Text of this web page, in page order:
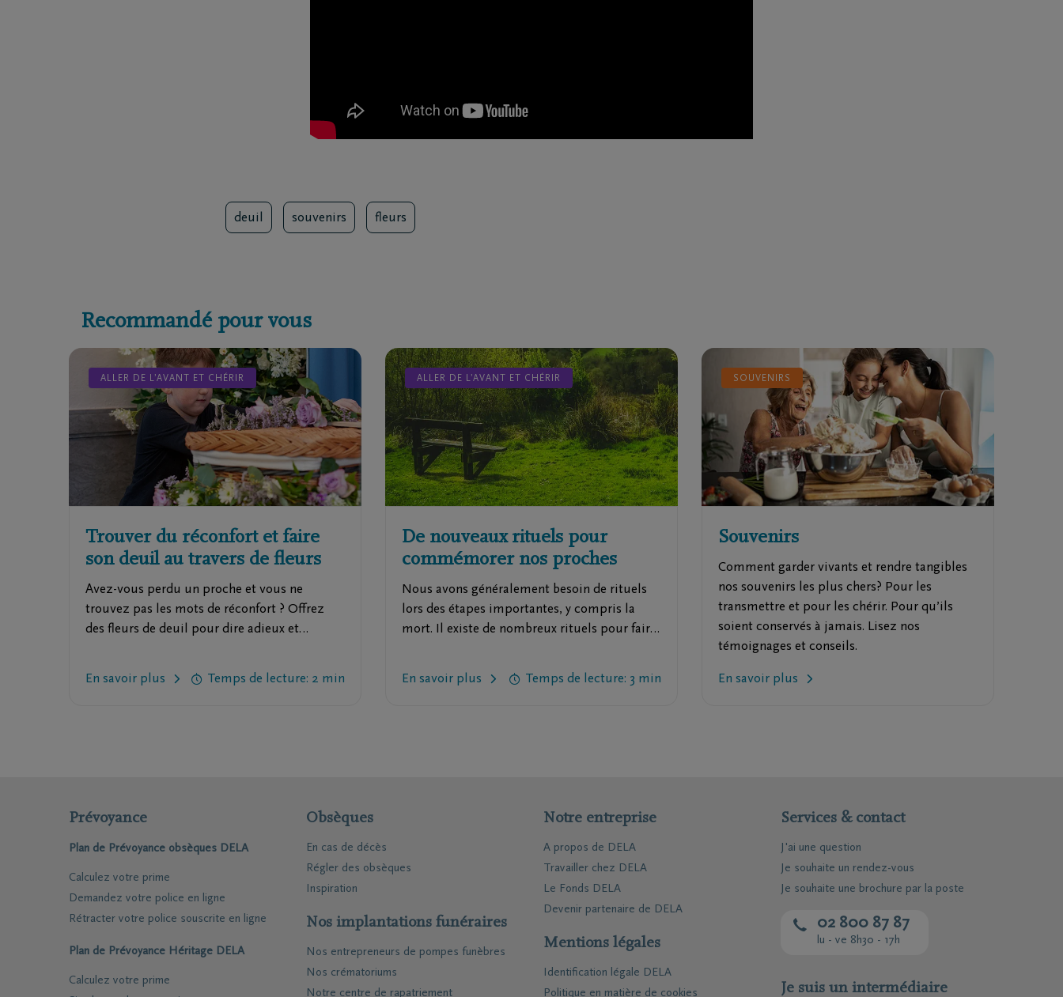
deuil souvenirs fleurs
Recommandé pour vous
ALLER DE L’AVANT ET CHÉRIR
Trouver du réconfort et faire
son deuil au travers de fleurs
Avez-vous perdu un proche et vous ne
trouvez pas les mots de réconfort ? Offrez
des fleurs de deuil pour dire adieux et
En savoir plus Temps de lecture: 2 min
ALLER DE L’AVANT ET CHÉRIR
De nouveaux rituels pour
commémorer nos proches
Nous avons généralement besoin de rituels
lors des étapes importantes, y compris la
mort. Il existe de nombreux rituels pour faire
personnel et réconfortant. Mais les rituels de
commémoration du défunt peuvent aussi
En savoir plus Temps de lecture: 3 min
SOUVENIRS
Souvenirs
Comment garder vivants et rendre tangibles
nos souvenirs les plus chers? Pour les
transmettre et pour les chérir. Pour qu’ils
soient conservés à jamais. Lisez nos
témoignages et conseils.
En savoir plus
Prévoyance
Plan de Prévoyance obsèques DELA
Calculez votre prime
Demandez votre police en ligne
Rétracter votre police souscrite en ligne
Plan de Prévoyance Héritage DELA
Calculez votre prime
Obsèques
En cas de décès
Régler des obsèques
Inspiration
Nos implantations funéraires
Nos entrepreneurs de pompes funèbres
Nos crématoriums
Notre centre de rapatriement
Notre entreprise
A propos de DELA
Travailler chez DELA
Le Fonds DELA
Devenir partenaire de DELA
Mentions légales
Identification légale DELA
Politique en matière de cookies
Services & contact
J'ai une question
Je souhaite un rendez-vous
Je souhaite une brochure par la poste
02 800 87 87
lu - ve 8h30 - 17h
Je suis un intermédiaire